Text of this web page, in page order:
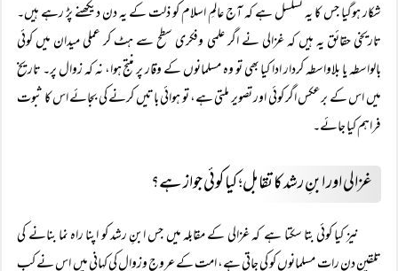
شکار ہوگیا جس کا یہ تسلسل ہے کہ آج عالمِ اسلام کو ذلت کے یہ دن دیکھنے پڑ رہے ہیں۔
تاریخی حقائق یہ ہیں کہ غزالی نے اگر علمی وفکری سطح سے ہٹ کر عملی میدان میں کوئی
بالواسطہ یا بلاواسطہ کردار ادا کیا بھی تو وہ مسلمانوں کے وقار پر منتج ہوا، نہ کہ زوال پر۔ تاریخ
میں اس کے برعکس اگر کوئی اور تصویر ملتی ہے، تو ہوائی باتیں کرنے کی بجائے اس کا ثبوت
فراہم کیا جائے۔
غزالی اور ابنِ رشد کا تقابل؛ کیا کوئی جواز ہے؟
نیز کیا کوئی بتا سکتا ہے کہ غزالی کے مقابلہ میں جس ابنِ رشد کو اپنا راہ نما بنانے کی
تلقین دن رات مسلمانوں کو کی جاتی ہے، امت کے عروج وزوال کی کہانی میں اس نے کب